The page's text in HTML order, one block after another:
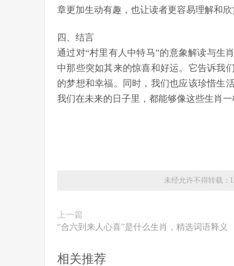
章更加生动有趣，也让读者更容易理解和欣
四、结言
通过对“村里有人中特马”的意象解读与生
中那些突如其来的惊喜和好运。它告诉我
的梦想和幸福。同时，我们也应该珍惜生
我们在未来的日子里，都能够像这些生肖
未经允许不得转载：
上一篇
“合六到来人心喜”是什么生肖，精选词语释义
相关推荐